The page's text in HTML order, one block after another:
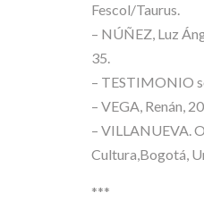
Fescol/Taurus.
– NÚÑEZ, Luz
35.
– TESTIMONIO
– VEGA, Renán,
– VILLANUEVA.
Cultura,Bogotá,
***